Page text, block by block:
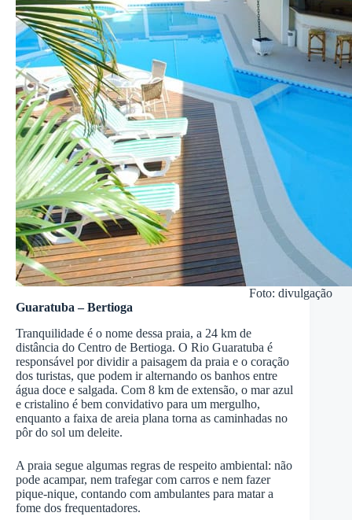
Foto: divulgação
Guaratuba – Bertioga
Tranquilidade é o nome dessa praia, a 24 km de
distância do Centro de Bertioga. O Rio Guaratuba é
responsável por dividir a paisagem da praia e o coração
dos turistas, que podem ir alternando os banhos entre
água doce e salgada. Com 8 km de extensão, o mar azul
e cristalino é bem convidativo para um mergulho,
enquanto a faixa de areia plana torna as caminhadas no
pôr do sol um deleite.
A praia segue algumas regras de respeito ambiental: não
pode acampar, nem trafegar com carros e nem fazer
pique-nique, contando com ambulantes para matar a
fome dos frequentadores.